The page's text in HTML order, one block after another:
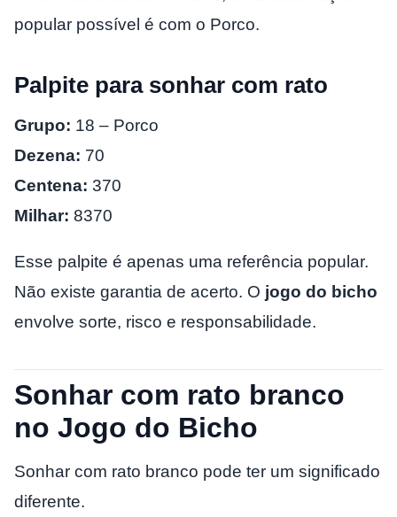
popular possível é com o Porco.
Palpite para sonhar com rato
Grupo: 18 – Porco
Dezena: 70
Centena: 370
Milhar: 8370
Esse palpite é apenas uma referência popular.
Não existe garantia de acerto. O jogo do bicho
envolve sorte, risco e responsabilidade.
Sonhar com rato branco
no Jogo do Bicho
Sonhar com rato branco pode ter um significado
diferente.